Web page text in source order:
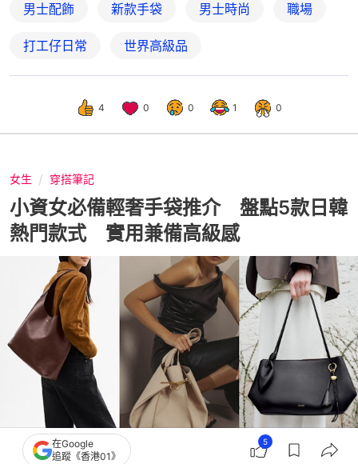
男士配飾 新款手袋 男士時尚 職場
打工仔日常 世界高級品
4 0 0 1 0
女生 穿搭筆記
小資女必備輕奢手袋推介 盤點5款日韓
熱門款式 實用兼備高級感
在Google
追蹤《香港01》
5